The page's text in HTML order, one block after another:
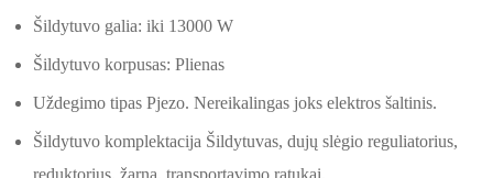
Šildytuvo galia: iki 13000 W
Šildytuvo korpusas: Plienas
Uždegimo tipas Pjezo. Nereikalingas joks elektros šaltinis.
Šildytuvo komplektacija Šildytuvas, dujų slėgio reguliatorius,